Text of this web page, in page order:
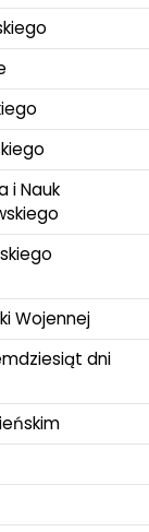
i Nauk
Wojennej
dni